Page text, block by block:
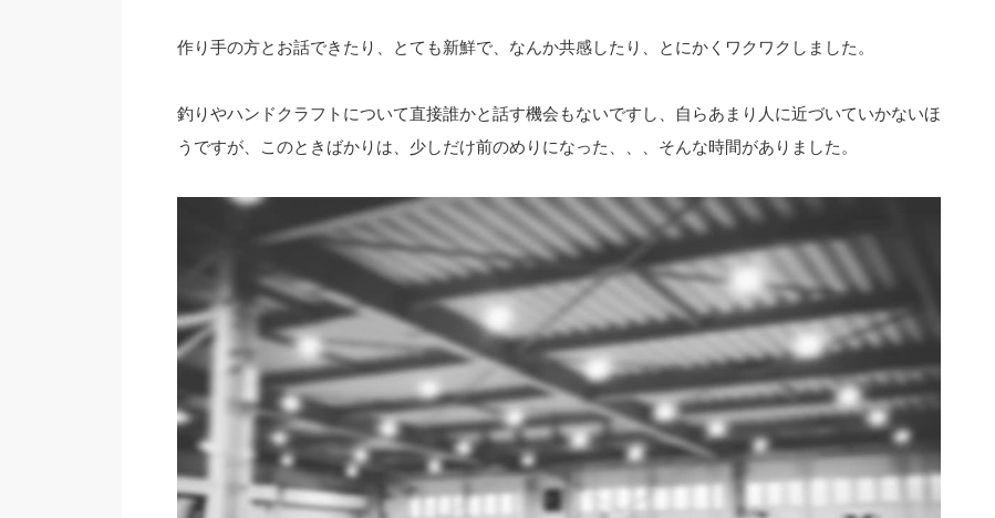
作り手の方とお話できたり、とても新鮮で、なんか共感したり、とにかくワクワクしました。
釣りやハンドクラフトについて直接誰かと話す機会もないですし、自らあまり人に近づいていかないほ
うですが、このときばかりは、少しだけ前のめりになった、、、そんな時間がありました。